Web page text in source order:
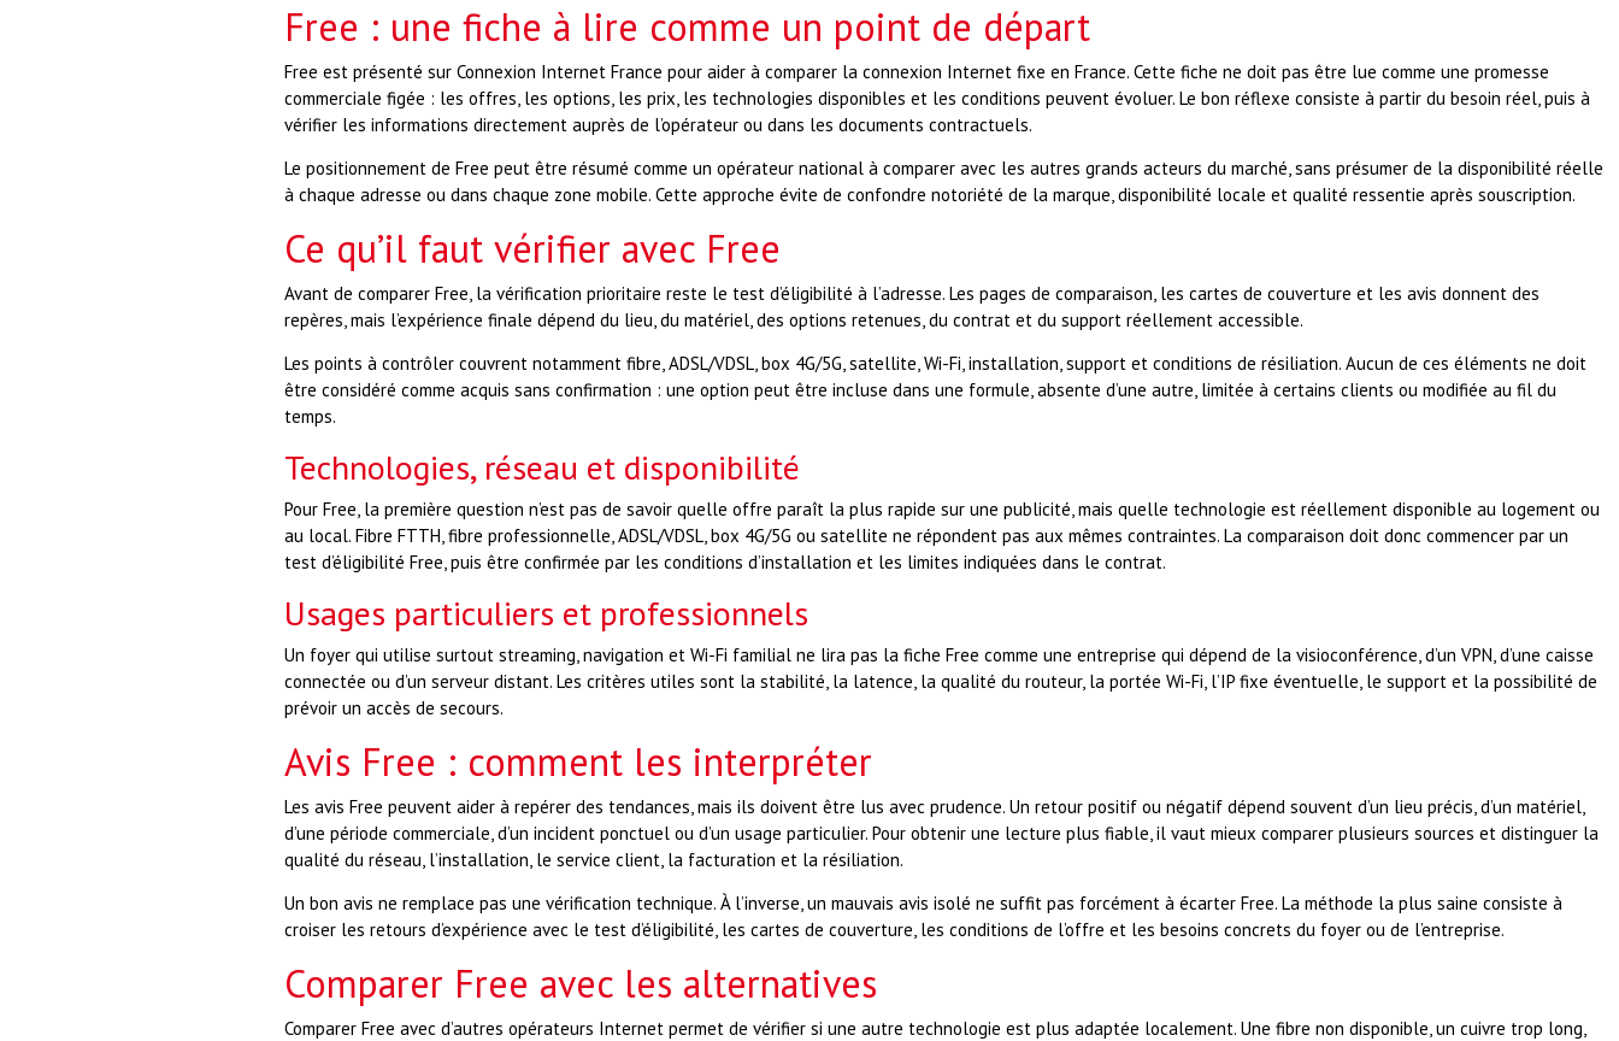
Free : une fiche à lire comme un point de départ
Free est présenté sur Connexion Internet France pour aider à comparer la connexion Internet fixe en France. Cette fiche ne doit pas être lue comme une promesse
commerciale figée : les offres, les options, les prix, les technologies disponibles et les conditions peuvent évoluer. Le bon réflexe consiste à partir du besoin réel, puis à
vérifier les informations directement auprès de l’opérateur ou dans les documents contractuels.
Le positionnement de Free peut être résumé comme un opérateur national à comparer avec les autres grands acteurs du marché, sans présumer de la disponibilité réelle
à chaque adresse ou dans chaque zone mobile. Cette approche évite de confondre notoriété de la marque, disponibilité locale et qualité ressentie après souscription.
Ce qu’il faut vérifier avec Free
Avant de comparer Free, la vérification prioritaire reste le test d’éligibilité à l’adresse. Les pages de comparaison, les cartes de couverture et les avis donnent des
repères, mais l’expérience finale dépend du lieu, du matériel, des options retenues, du contrat et du support réellement accessible.
Les points à contrôler couvrent notamment fibre, ADSL/VDSL, box 4G/5G, satellite, Wi-Fi, installation, support et conditions de résiliation. Aucun de ces éléments ne doit
être considéré comme acquis sans confirmation : une option peut être incluse dans une formule, absente d’une autre, limitée à certains clients ou modifiée au fil du
temps.
Technologies, réseau et disponibilité
Pour Free, la première question n’est pas de savoir quelle offre paraît la plus rapide sur une publicité, mais quelle technologie est réellement disponible au logement ou
au local. Fibre FTTH, fibre professionnelle, ADSL/VDSL, box 4G/5G ou satellite ne répondent pas aux mêmes contraintes. La comparaison doit donc commencer par un
test d’éligibilité Free, puis être confirmée par les conditions d’installation et les limites indiquées dans le contrat.
Usages particuliers et professionnels
Un foyer qui utilise surtout streaming, navigation et Wi-Fi familial ne lira pas la fiche Free comme une entreprise qui dépend de la visioconférence, d’un VPN, d’une caisse
connectée ou d’un serveur distant. Les critères utiles sont la stabilité, la latence, la qualité du routeur, la portée Wi-Fi, l’IP fixe éventuelle, le support et la possibilité de
prévoir un accès de secours.
Avis Free : comment les interpréter
Les avis Free peuvent aider à repérer des tendances, mais ils doivent être lus avec prudence. Un retour positif ou négatif dépend souvent d’un lieu précis, d’un matériel,
d’une période commerciale, d’un incident ponctuel ou d’un usage particulier. Pour obtenir une lecture plus fiable, il vaut mieux comparer plusieurs sources et distinguer la
qualité du réseau, l’installation, le service client, la facturation et la résiliation.
Un bon avis ne remplace pas une vérification technique. À l’inverse, un mauvais avis isolé ne suffit pas forcément à écarter Free. La méthode la plus saine consiste à
croiser les retours d’expérience avec le test d’éligibilité, les cartes de couverture, les conditions de l’offre et les besoins concrets du foyer ou de l’entreprise.
Comparer Free avec les alternatives
Comparer Free avec d’autres opérateurs Internet permet de vérifier si une autre technologie est plus adaptée localement. Une fibre non disponible, un cuivre trop long,